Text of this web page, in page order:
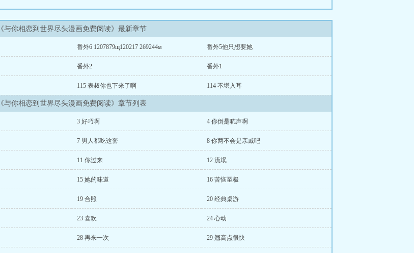
《与你相恋到世界尽头漫画免费阅读》最新章节
番外6 1207879щ120217 269244м 番外5他只想要她
番外2 番外1
115 表叔你也下来了啊 114 不堪入耳
《与你相恋到世界尽头漫画免费阅读》章节列表
3 好巧啊 4 你倒是吭声啊
7 男人都吃这套 8 你两不会是亲戚吧
11 你过来 12 流氓
15 她的味道 16 苦恼至极
19 合照 20 经典桌游
23 喜欢 24 心动
28 再来一次 29 翘高点很快